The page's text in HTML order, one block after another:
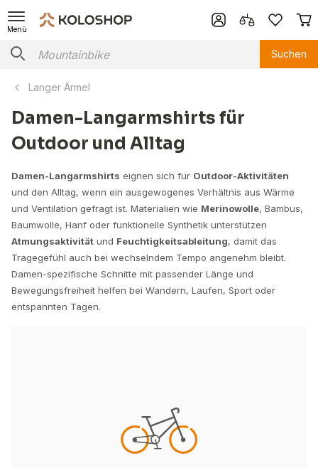
Menü
Suchen
Langer Ärmel
Damen-Langarmshirts für
Outdoor und Alltag
Damen-Langarmshirts eignen sich für Outdoor-Aktivitäten
und den Alltag, wenn ein ausgewogenes Verhältnis aus Wärme
und Ventilation gefragt ist. Materialien wie Merinowolle, Bambus,
Baumwolle, Hanf oder funktionelle Synthetik unterstützen
Atmungsaktivität und Feuchtigkeitsableitung, damit das
Tragegefühl auch bei wechselndem Tempo angenehm bleibt.
Damen-spezifische Schnitte mit passender Länge und
Bewegungsfreiheit helfen bei Wandern, Laufen, Sport oder
entspannten Tagen.